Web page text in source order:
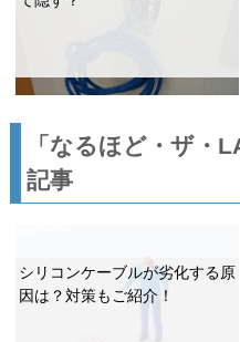
「なるほど・ザ・
記事
シリコンケーブルが劣化する原
因は？対策もご紹介！